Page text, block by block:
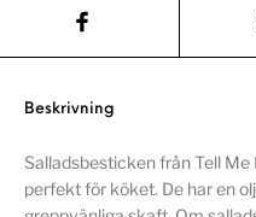
Beskrivning
Salladsbesticken från Tell
perfekt för köket. De har en